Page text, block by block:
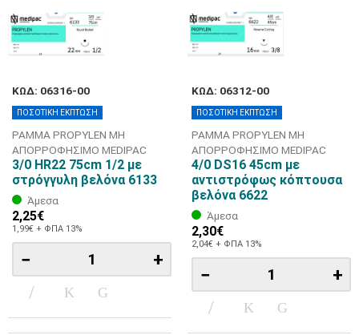
ΚΩΔ: 06316-00
ΠΟΣΟΤΙΚΗ ΕΚΠΤΩΣΗ
ΡΑΜΜΑ PROPYLEN ΜΗ
ΑΠΟΡΡΟΦΗΣΙΜΟ MEDIPAC
3/0 HR22 75cm 1/2 με
στρόγγυλη βελόνα 6133
Άμεσα
2,25€
1,99€ + ΦΠΑ 13%
− +
ΚΩΔ: 06312-00
ΠΟΣΟΤΙΚΗ ΕΚΠΤΩΣΗ
ΡΑΜΜΑ PROPYLEN ΜΗ
ΑΠΟΡΡΟΦΗΣΙΜΟ MEDIPAC
4/0 DS16 45cm με
αντιστρόφως κόπτουσα
βελόνα 6622
Άμεσα
2,30€
2,04€ + ΦΠΑ 13%
− +